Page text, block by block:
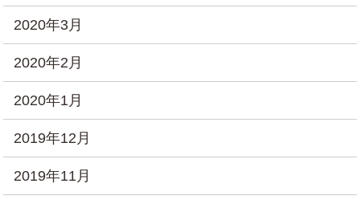
2020年3月
2020年2月
2020年1月
2019年12月
2019年11月